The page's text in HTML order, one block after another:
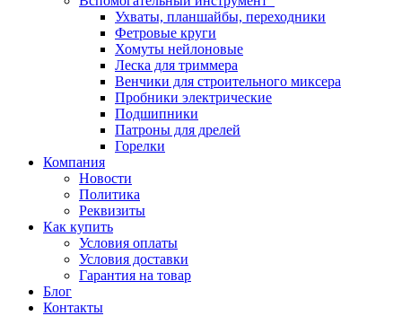
Ухваты, планшайбы, переходники
Фетровые круги
Хомуты нейлоновые
Леска для триммера
Венчики для строительного миксера
Пробники электрические
Подшипники
Патроны для дрелей
Горелки
Компания
Новости
Политика
Реквизиты
Как купить
Условия оплаты
Условия доставки
Гарантия на товар
Блог
Контакты